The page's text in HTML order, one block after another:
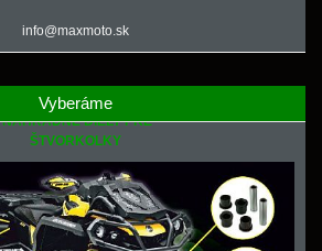
info@maxmoto.sk
Vyberáme
NÁHRADNÉ DIELY PRE
ŠTVORKOLKY